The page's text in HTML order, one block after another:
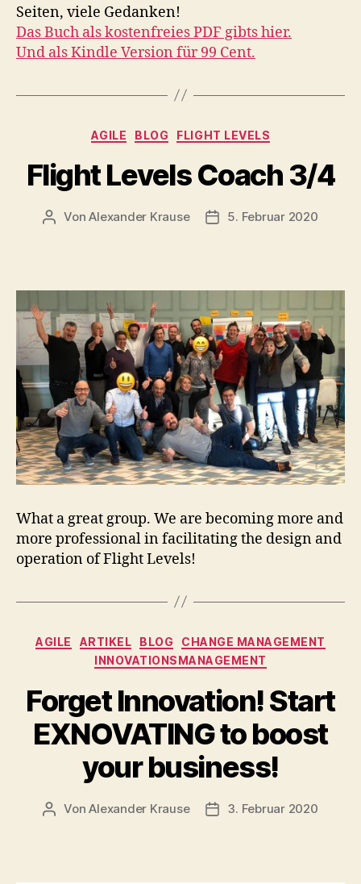
Seiten, viele Gedanken!
Das Buch als kostenfreies PDF gibts hier.
Und als Kindle Version für 99 Cent.
Kategorien
AGILE BLOG FLIGHT LEVELS
Flight Levels Coach 3/4
Beitragsautor
VonAlexander Krause Beitragsdatum
5. Februar 2020
What a great group. We are becoming more and
more professional in facilitating the design and
operation of Flight Levels!
Kategorien
AGILE ARTIKEL BLOG
CHANGE MANAGEMENT
INNOVATIONSMANAGEMENT
Forget Innovation! Start
EXNOVATING to boost
your business!
Beitragsautor
VonAlexander Krause Beitragsdatum
3. Februar 2020